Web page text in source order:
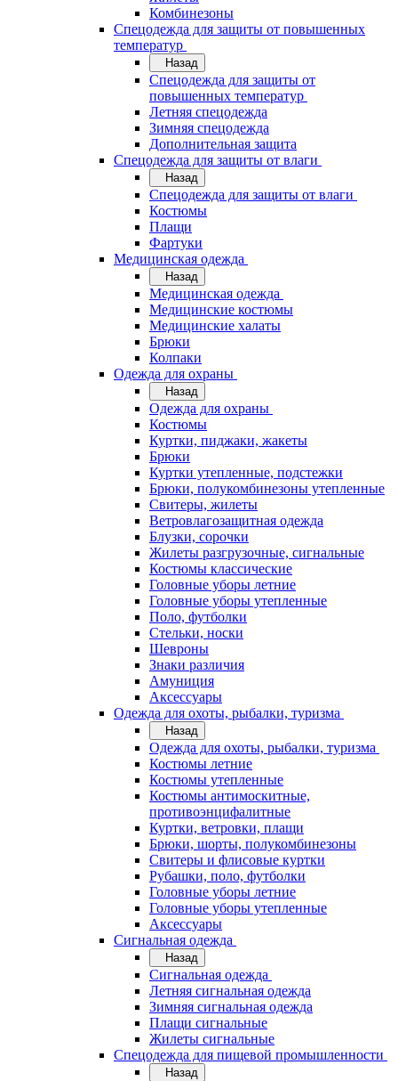
Комбинезоны
Спецодежда для защиты от повышенных
температур
Назад
Спецодежда для защиты от
повышенных температур
Летняя спецодежда
Зимняя спецодежда
Дополнительная защита
Спецодежда для защиты от влаги
Назад
Спецодежда для защиты от влаги
Костюмы
Плащи
Фартуки
Медицинская одежда
Назад
Медицинская одежда
Медицинские костюмы
Медицинские халаты
Брюки
Колпаки
Одежда для охраны
Назад
Одежда для охраны
Костюмы
Куртки, пиджаки, жакеты
Брюки
Куртки утепленные, подстежки
Брюки, полукомбинезоны утепленные
Свитеры, жилеты
Ветровлагозащитная одежда
Блузки, сорочки
Жилеты разгрузочные, сигнальные
Костюмы классические
Головные уборы летние
Головные уборы утепленные
Поло, футболки
Стельки, носки
Шевроны
Знаки различия
Амуниция
Аксессуары
Одежда для охоты, рыбалки, туризма
Назад
Одежда для охоты, рыбалки, туризма
Костюмы летние
Костюмы утепленные
Костюмы антимоскитные,
противоэнцифалитные
Куртки, ветровки, плащи
Брюки, шорты, полукомбинезоны
Свитеры и флисовые куртки
Рубашки, поло, футболки
Головные уборы летние
Головные уборы утепленные
Аксессуары
Сигнальная одежда
Назад
Сигнальная одежда
Летняя сигнальная одежда
Зимняя сигнальная одежда
Плащи сигнальные
Жилеты сигнальные
Спецодежда для пищевой промышленности
Назад